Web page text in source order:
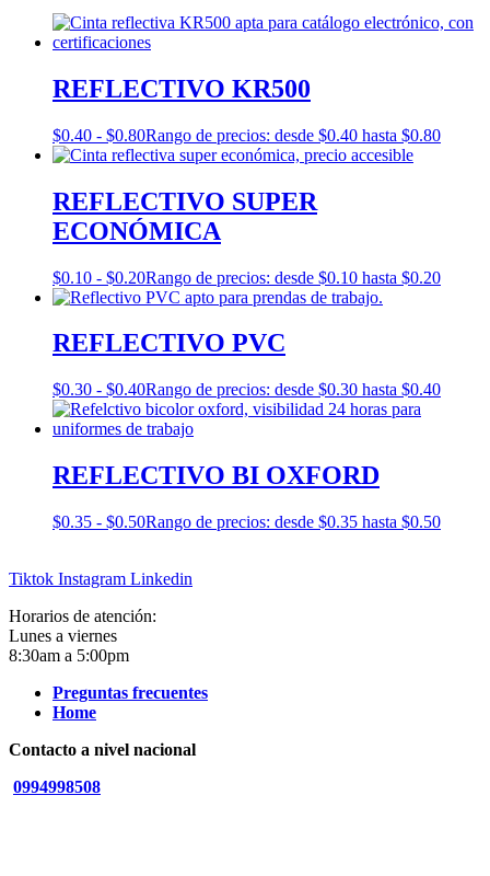
REFLECTIVO KR500
$0.40 - $0.80Rango de precios: desde $0.40 hasta $0.80
REFLECTIVO SUPER
ECONÓMICA
$0.10 - $0.20Rango de precios: desde $0.10 hasta $0.20
REFLECTIVO PVC
$0.30 - $0.40Rango de precios: desde $0.30 hasta $0.40
REFLECTIVO BI OXFORD
$0.35 - $0.50Rango de precios: desde $0.35 hasta $0.50
Tiktok Instagram Linkedin
Horarios de atención:
Lunes a viernes
8:30am a 5:00pm
Preguntas frecuentes
Home
Contacto a nivel nacional
0994998508